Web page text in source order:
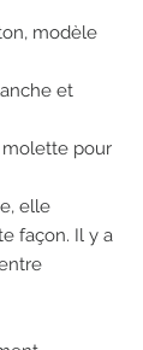
modèle
et
molette pour
elle
façon. Il y a